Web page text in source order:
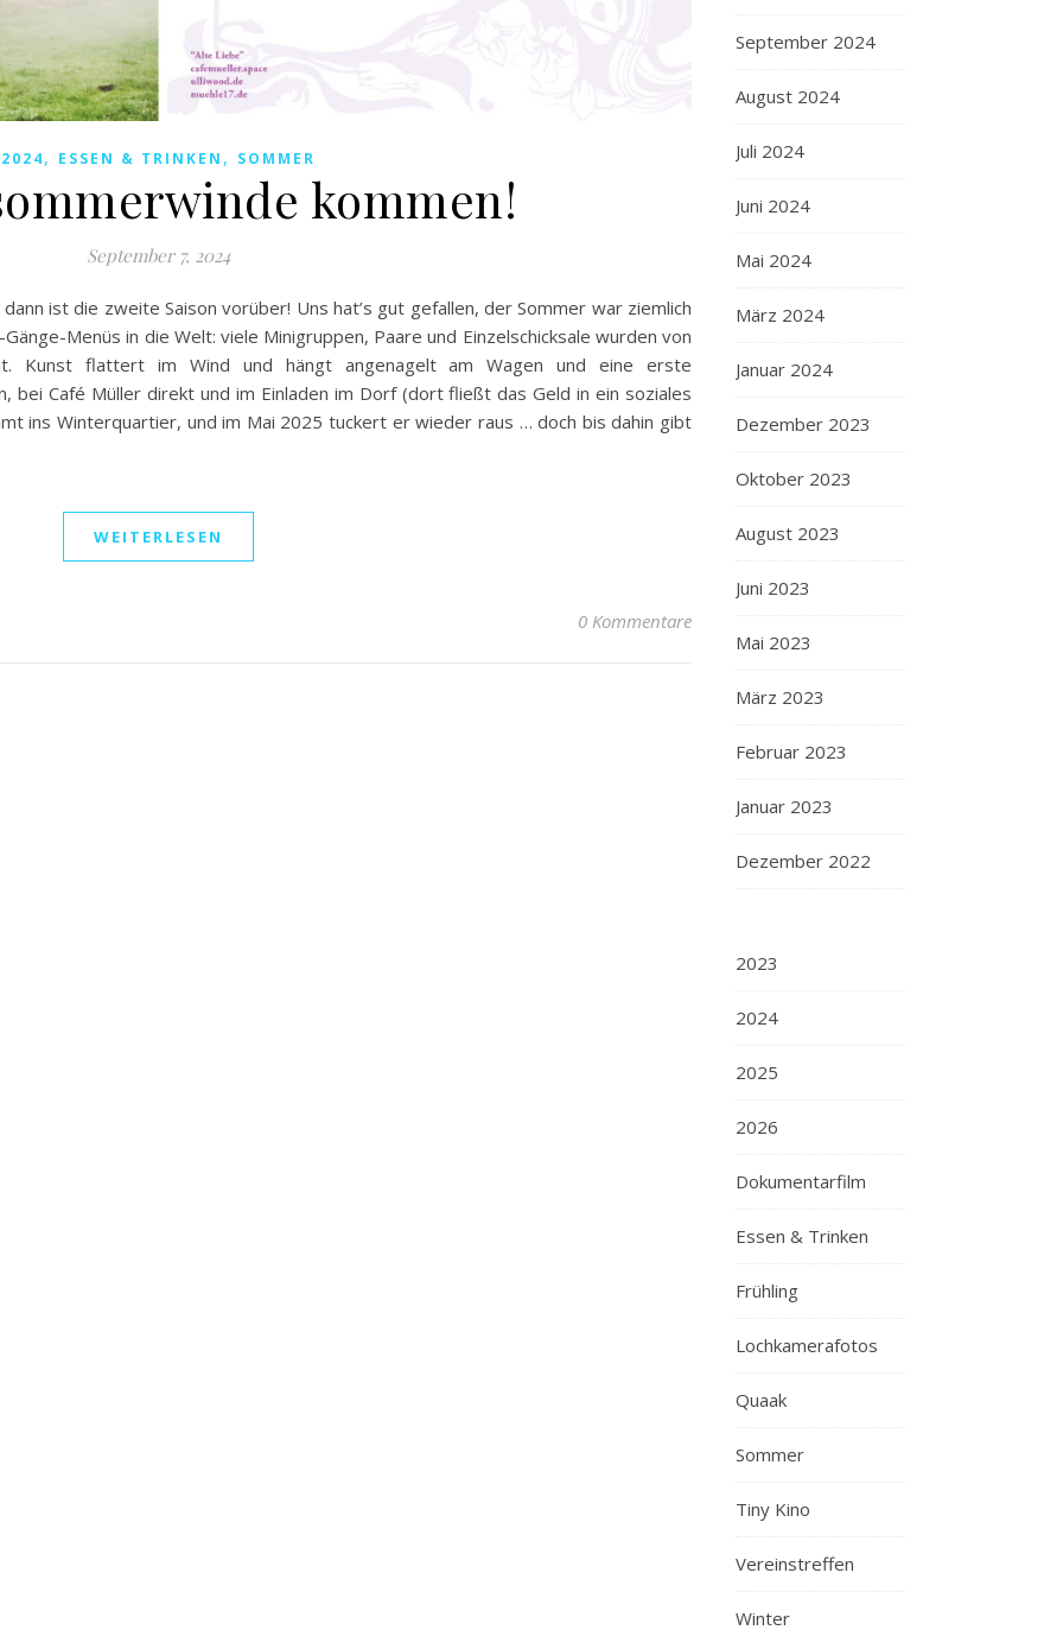
2024, ESSEN & TRINKEN , SOMMER
kommen!
September 7, 2024
ist die zweite Saison vorüber! Uns hat’s gut gefallen, der Sommer war ziemlich
Menüs in die Welt: viele Minigruppen, Paare und Einzelschicksale wurden von
Kunst flattert im Wind und hängt angenagelt am Wagen und eine erste
bei Café Müller direkt und im Einladen im Dorf (dort fließt das Geld in ein soziales
ins Winterquartier, und im Mai 2025 tuckert er wieder raus … doch bis dahin gibt
WEITERLESEN
0 Kommentare
September 2024
August 2024
Juli 2024
Juni 2024
Mai 2024
März 2024
Januar 2024
Dezember 2023
Oktober 2023
August 2023
Juni 2023
Mai 2023
März 2023
Februar 2023
Januar 2023
Dezember 2022
2023
2024
2025
2026
Dokumentarfilm
Essen & Trinken
Frühling
Lochkamerafotos
Quaak
Sommer
Tiny Kino
Vereinstreffen
Winter